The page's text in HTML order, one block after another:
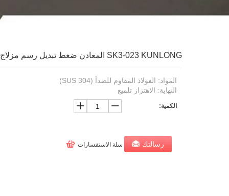
SK3-023 KUNLONG المعادن ضغط تبديل رسم مزلاج
المواد: الفولاذ المقاوم للصدأ (SUS 304)
النهاية: الاهتزاز تلميع
الكمية:
رسالتك سلة الاستفسارات